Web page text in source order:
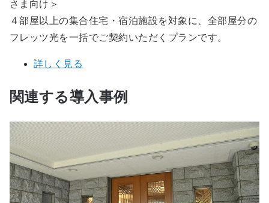
さま向け＞
４部屋以上の集合住宅・宿泊施設を対象に、全部屋分の
フレッツ光を一括でご契約いただくプランです。
詳しく見る
関連する導入事例